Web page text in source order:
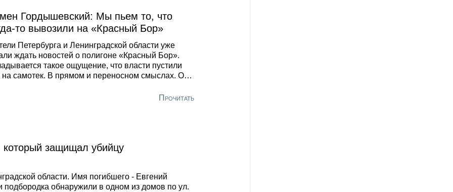
Гордышевский: Мы пьем то, что
то вывозили на «Красный Бор»
Петербурга и Ленинградской области уже
ждать новостей о полигоне «Красный Бор».
такое ощущение, что власти пустили
на самотек. В прямом и переносном смыслах. О
как Вы оцениваете состояние полигона
Прочитать
защищал убийцу
области. Имя погибшего - Евгений
обнаружили в одном из домов по ул.